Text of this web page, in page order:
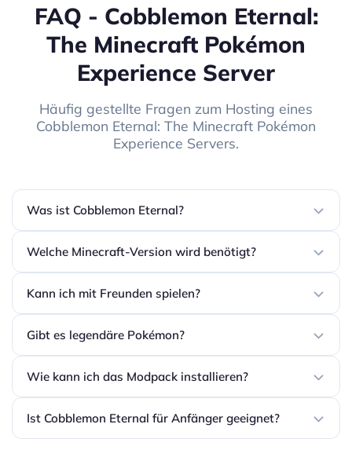
FAQ - Cobblemon Eternal:
The Minecraft Pokémon
Experience Server
Häufig gestellte Fragen zum Hosting eines
Cobblemon Eternal: The Minecraft Pokémon
Experience Servers.
Was ist Cobblemon Eternal?
Welche Minecraft-Version wird benötigt?
Kann ich mit Freunden spielen?
Gibt es legendäre Pokémon?
Wie kann ich das Modpack installieren?
Ist Cobblemon Eternal für Anfänger geeignet?